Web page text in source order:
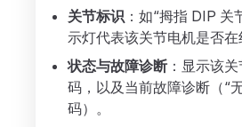
关节标识 ：如“拇指 DIP 关
示灯代表该关节电机是否在
状态与故障诊断 ：显示该
码，以及当前故障诊断（“
码）。